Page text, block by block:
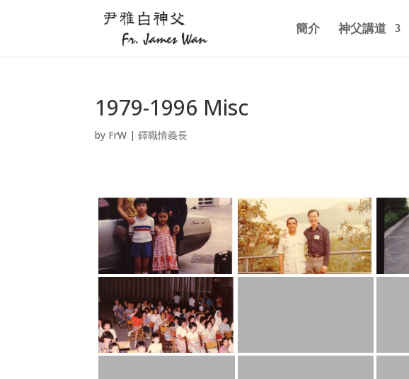
簡介 神父講道
1979-1996 Misc
by FrW |鐸職情義長